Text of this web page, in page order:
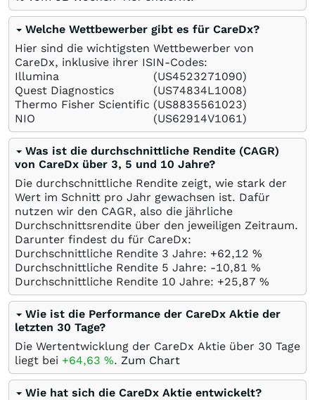
Welche Wettbewerber gibt es für CareDx?
Hier sind die wichtigsten Wettbewerber von
CareDx, inklusive ihrer ISIN-Codes:
Illumina
(US4523271090)
Quest Diagnostics
(US74834L1008)
Thermo Fisher Scientific (US8835561023)
NIO
(US62914V1061)
Was ist die durchschnittliche Rendite (CAGR)
von CareDx über 3, 5 und 10 Jahre?
Die durchschnittliche Rendite zeigt, wie stark der
Wert im Schnitt pro Jahr gewachsen ist. Dafür
nutzen wir den CAGR, also die jährliche
Durchschnittsrendite über den jeweiligen Zeitraum.
Darunter findest du für CareDx:
Durchschnittliche Rendite 3 Jahre: +62,12 %
Durchschnittliche Rendite 5 Jahre: -10,81 %
Durchschnittliche Rendite 10 Jahre: +25,87 %
Wie ist die Performance der CareDx Aktie der
letzten 30 Tage?
Die Wertentwicklung der CareDx Aktie über 30 Tage
liegt bei +64,63 %. Zum Chart
Wie hat sich die CareDx Aktie entwickelt?